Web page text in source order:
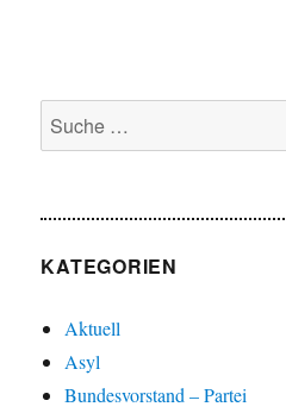
Suche
nach:
KATEGORIEN
Aktuell
Asyl
Bundesvorstand – Partei